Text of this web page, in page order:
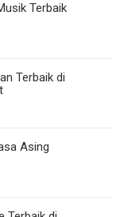
Terbaik
Terbaik di
Asing